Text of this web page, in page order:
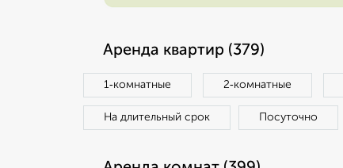
Аренда квартир (379)
1‑комнатные 2‑комнатные
На длительный срок Посуточно